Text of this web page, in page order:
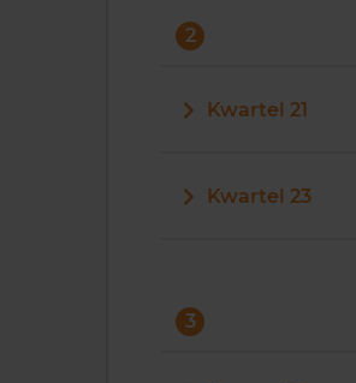
2
Kwartel 21
Kwartel 23
3